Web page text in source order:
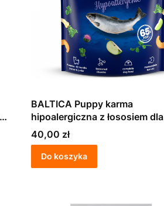
BALTICA Puppy karma
hipoalergiczna z łososiem dla
szczeniąt małych ras 1 kg
Cena
40,00 zł
Do koszyka